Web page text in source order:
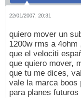
22/01/2007, 20:31
quiero mover un
1200w rms a
que el velociti
que quiero mover,
que tu me dices,
vale la marca boos
para planes futuros